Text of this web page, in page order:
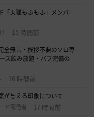
「天狐もふもふ」メンバー
15 時間前
全無言・挨拶不要のソロ専
ス飲み放題・バフ完備の
16 時間前
が与える印象について
ド配信者 17 時間前